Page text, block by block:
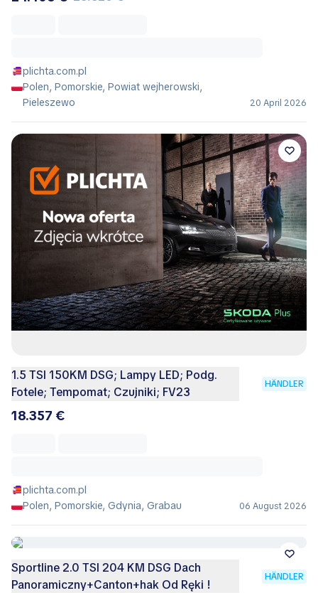
plichta.com.pl
Polen, Pomorskie, Powiat wejherowski,
Pieleszewo
20 April 2026
1.5 TSI 150KM DSG; Lampy LED; Podg.
Fotele; Tempomat; Czujniki; FV23
HÄNDLER
18.357 €
plichta.com.pl
Polen, Pomorskie, Gdynia, Grabau
06 August 2026
Sportline 2.0 TSI 204 KM DSG Dach
Panoramiczny+Canton+hak Od Ręki !
HÄNDLER